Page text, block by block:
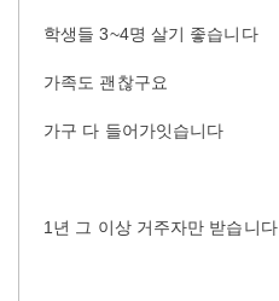
학생들 3~4명 살기 좋습니다
가족도 괜찮구요
가구 다 들어가잇습니다
1년 그 이상 거주자만 받습니다